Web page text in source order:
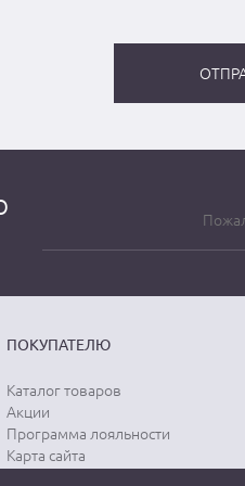
ПОКУПАТЕЛЮ
Каталог товаров
Акции
Программа лояльности
Карта сайта